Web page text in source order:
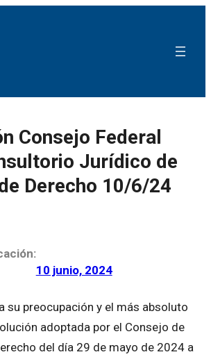
Consejo Federal
Jurídico de
Derecho 10/6/24
10 junio, 2024
su preocupación y el más absoluto
adoptada por el Consejo de
del día 29 de mayo de 2024 a